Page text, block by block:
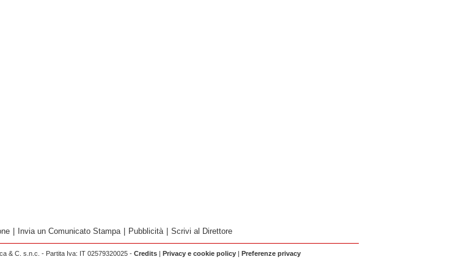
Invia un Comunicato Stampa Pubblicità Scrivi al Direttore
& C. s.n.c. - Partita Iva: IT 02579320025 - Credits Privacy e cookie policy Preferenze privacy